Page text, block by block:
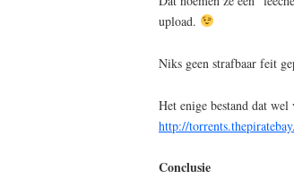
upload.
Niks geen strafbaar feit
Het enige bestand dat
http://
Conclusie